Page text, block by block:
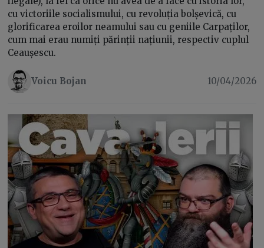
cu victoriile socialismului, cu revoluția bolșevică, cu
glorificarea eroilor neamului sau cu geniile Carpaților,
cum mai erau numiți părinții națiunii, respectiv cuplul
Ceaușescu.
Voicu Bojan 10/04/2026